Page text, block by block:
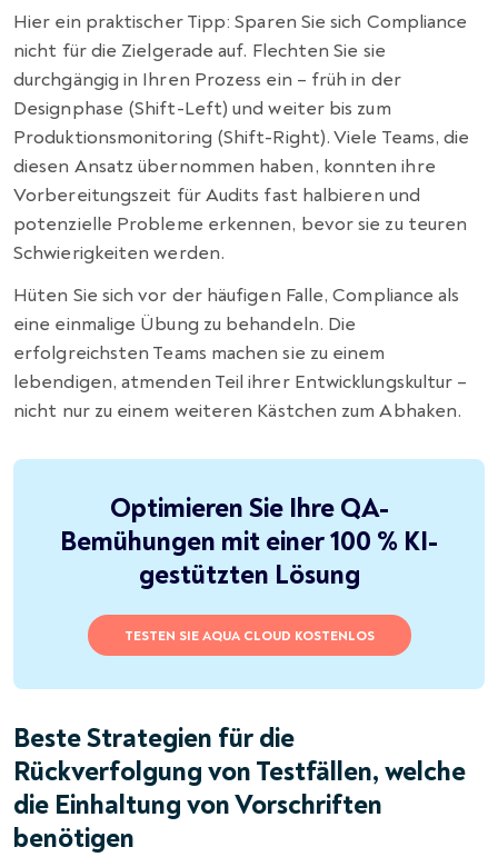
Hier ein praktischer Tipp: Sparen Sie sich Compliance
nicht für die Zielgerade auf. Flechten Sie sie
durchgängig in Ihren Prozess ein – früh in der
Designphase (Shift-Left) und weiter bis zum
Produktionsmonitoring (Shift-Right). Viele Teams, die
diesen Ansatz übernommen haben, konnten ihre
Vorbereitungszeit für Audits fast halbieren und
potenzielle Probleme erkennen, bevor sie zu teuren
Schwierigkeiten werden.
Hüten Sie sich vor der häufigen Falle, Compliance als
eine einmalige Übung zu behandeln. Die
erfolgreichsten Teams machen sie zu einem
lebendigen, atmenden Teil ihrer Entwicklungskultur –
nicht nur zu einem weiteren Kästchen zum Abhaken.
Optimieren Sie Ihre QA-
Bemühungen mit einer 100 % KI-
gestützten Lösung
TESTEN SIE AQUA CLOUD KOSTENLOS
Beste Strategien für die
Rückverfolgung von Testfällen, welche
die Einhaltung von Vorschriften
benötigen